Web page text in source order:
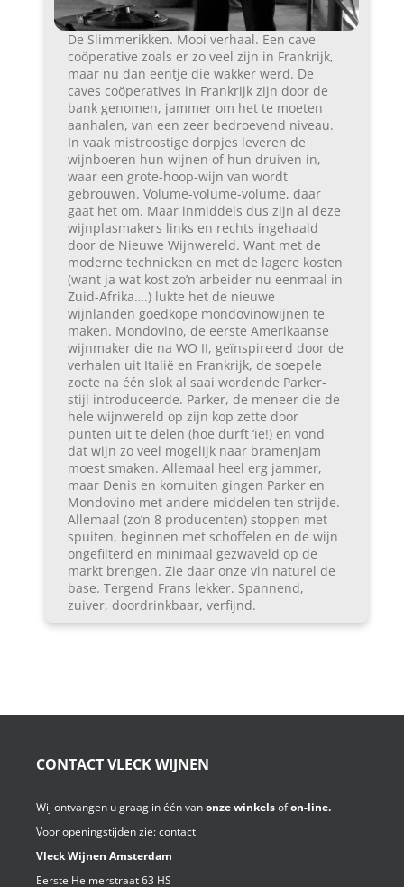
De Slimmerikken. Mooi verhaal. Een cave
coöperative zoals er zo veel zijn in Frankrijk,
maar nu dan eentje die wakker werd. De
caves coöperatives in Frankrijk zijn door de
bank genomen, jammer om het te moeten
aanhalen, van een zeer bedroevend niveau.
In vaak mistroostige dorpjes leveren de
wijnboeren hun wijnen of hun druiven in,
waar een grote-hoop-wijn van wordt
gebrouwen. Volume-volume-volume, daar
gaat het om. Maar inmiddels dus zijn al deze
wijnplasmakers links en rechts ingehaald
door de Nieuwe Wijnwereld. Want met de
moderne technieken en met de lagere kosten
(want ja wat kost zo’n arbeider nu eenmaal in
Zuid-Afrika….) lukte het de nieuwe
wijnlanden goedkope mondovinowijnen te
maken. Mondovino, de eerste Amerikaanse
wijnmaker die na WO II, geïnspireerd door de
verhalen uit Italië en Frankrijk, de soepele
zoete na één slok al saai wordende Parker-
stijl introduceerde. Parker, de meneer die de
hele wijnwereld op zijn kop zette door
punten uit te delen (hoe durft ‘ie!) en vond
dat wijn zo veel mogelijk naar bramenjam
moest smaken. Allemaal heel erg jammer,
maar Denis en kornuiten gingen Parker en
Mondovino met andere middelen ten strijde.
Allemaal (zo’n 8 producenten) stoppen met
spuiten, beginnen met schoffelen en de wijn
ongefilterd en minimaal gezwaveld op de
markt brengen. Zie daar onze vin naturel de
base. Tergend Frans lekker. Spannend,
zuiver, doordrinkbaar, verfijnd.
CONTACT VLECK WIJNEN
Wij ontvangen u graag in één vanonze winkelsofon-line.
Voor openingstijden zie:contact
Vleck Wijnen Amsterdam
Eerste Helmerstraat 63 HS